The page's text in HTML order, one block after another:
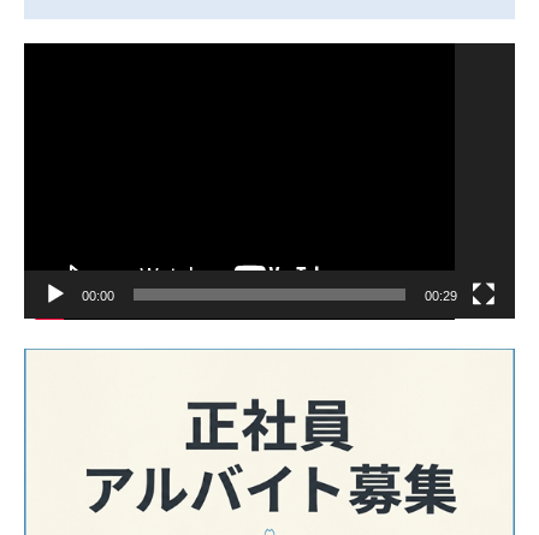
動
00:00 00:29